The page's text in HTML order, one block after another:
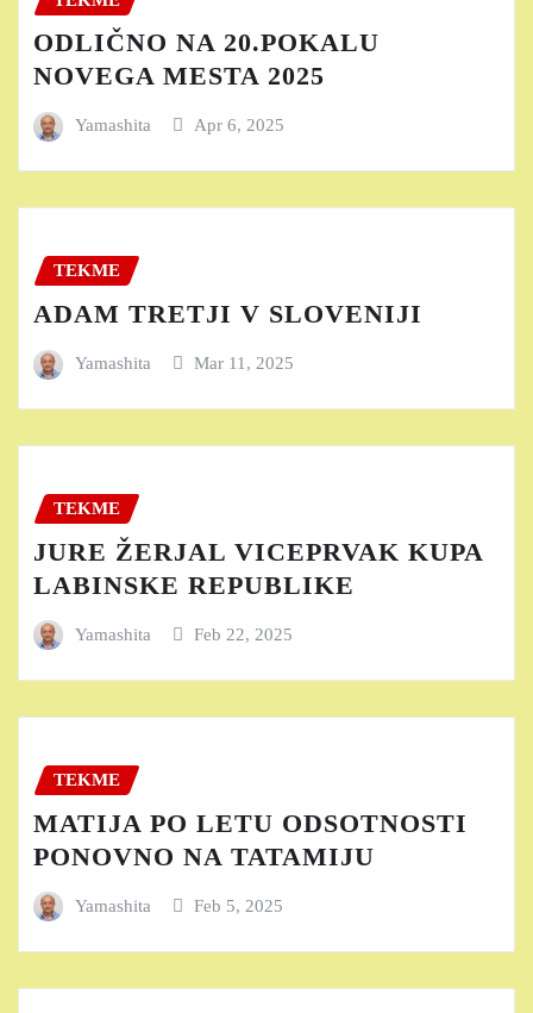
ODLIČNO NA 20.POKALU
NOVEGA MESTA 2025
Yamashita Apr 6, 2025
TEKME
ADAM TRETJI V SLOVENIJI
Yamashita Mar 11, 2025
TEKME
JURE ŽERJAL VICEPRVAK KUPA
LABINSKE REPUBLIKE
Yamashita Feb 22, 2025
TEKME
MATIJA PO LETU ODSOTNOSTI
PONOVNO NA TATAMIJU
Yamashita Feb 5, 2025